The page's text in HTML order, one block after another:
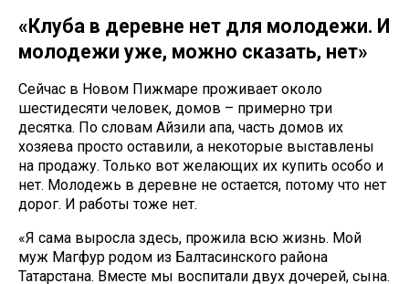
«Клуба в деревне нет для молодежи. И
молодежи уже, можно сказать, нет»
Сейчас в Новом Пижмаре проживает около
шестидесяти человек, домов – примерно три
десятка. По словам Айзили апа, часть домов их
хозяева просто оставили, а некоторые выставлены
на продажу. Только вот желающих их купить особо и
нет. Молодежь в деревне не остается, потому что нет
дорог. И работы тоже нет.
«Я сама выросла здесь, прожила всю жизнь. Мой
муж Магфур родом из Балтасинского района
Татарстана. Вместе мы воспитали двух дочерей, сына.